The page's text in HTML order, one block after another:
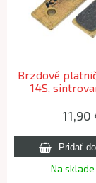
Brzdové
14S,
M785, SLX11,90
Na sklade